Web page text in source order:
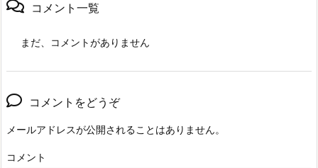
コメント一覧
まだ、コメントがありません
コメントをどうぞ
メールアドレスが公開されることはありません。
コメント